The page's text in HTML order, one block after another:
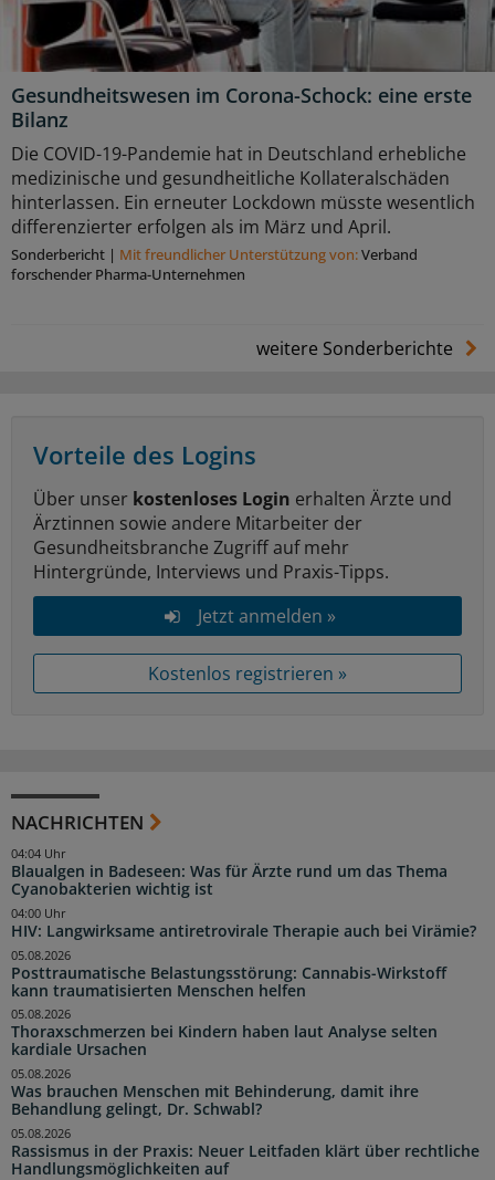
Gesundheitswesen im Corona-Schock: eine erste
Bilanz
Die COVID-19-Pandemie hat in Deutschland erhebliche
medizinische und gesundheitliche Kollateralschäden
hinterlassen. Ein erneuter Lockdown müsste wesentlich
differenzierter erfolgen als im März und April.
Sonderbericht | Mit freundlicher Unterstützung von:Verband
forschender Pharma-Unternehmen
weitere Sonderberichte
Vorteile des Logins
Über unser kostenloses Login erhalten Ärzte und
Ärztinnen sowie andere Mitarbeiter der
Gesundheitsbranche Zugriff auf mehr
Hintergründe, Interviews und Praxis-Tipps.
Jetzt anmelden »
Kostenlos registrieren »
NACHRICHTEN
Blaualgen in Badeseen: Was für Ärzte rund um das Thema
Cyanobakterien wichtig ist
04:04 Uhr
HIV: Langwirksame antiretrovirale Therapie auch bei Virämie?
04:00 Uhr
Posttraumatische Belastungsstörung: Cannabis-Wirkstoff
kann traumatisierten Menschen helfen
05.08.2026
Thoraxschmerzen bei Kindern haben laut Analyse selten
kardiale Ursachen
05.08.2026
Was brauchen Menschen mit Behinderung, damit ihre
Behandlung gelingt, Dr. Schwabl?
05.08.2026
Rassismus in der Praxis: Neuer Leitfaden klärt über rechtliche
Handlungsmöglichkeiten auf
05.08.2026